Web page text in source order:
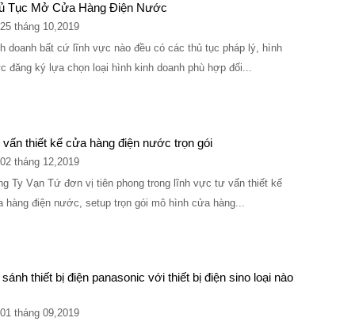
Tục Mở Cửa Hàng Điện Nước
25 tháng 10,2019
doanh bất cứ lĩnh vực nào đều có các thủ tục pháp lý, hình
đăng ký lựa chọn loại hình kinh doanh phù hợp đối...
thiết kế cửa hàng điện nước trọn gói
02 tháng 12,2019
Ty Vạn Tứ đơn vị tiên phong trong lĩnh vực tư vấn thiết kế
hàng điện nước, setup trọn gói mô hình cửa hàng...
sánh thiết bị điện panasonic với thiết bị điện sino loại nào
01 tháng 09,2019